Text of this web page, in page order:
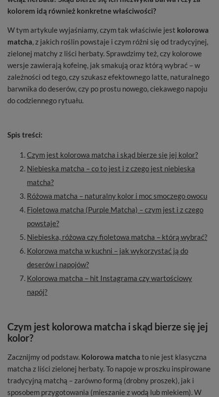
kolorem idą również konkretne właściwości?
W tym artykule wyjaśniamy, czym tak właściwie jest kolorowa
matcha, z jakich roślin powstaje i czym różni się od tradycyjnej,
zielonej matchy z liści herbaty. Sprawdzimy też, czy kolorowe
wersje zawierają kofeinę, jak smakują oraz którą wybrać – w
zależności od tego, czy szukasz efektownego latte, naturalnego
barwnika do deserów, czy po prostu nowego, ciekawego napoju
do codziennego rytuału.
Spis treści:
Czym jest kolorowa matcha i skąd bierze się jej kolor?
Niebieska matcha – co to jest i z czego jest niebieska
matcha?
Różowa matcha – naturalny kolor i moc smoczego owocu
Fioletowa matcha (Purple Matcha) – czym jest i z czego
powstaje?
Niebieska, różowa czy fioletowa matcha – którą wybrać?
Kolorowa matcha w kuchni – jak wykorzystać ją do
deserów i napojów?
Kolorowa matcha – hit Instagrama czy wartościowy
napój?
Czym jest kolorowa matcha i skąd bierze się jej
kolor?
Zacznijmy od podstaw. Kolorowa matcha to nie jest klasyczna
matcha z liści zielonej herbaty. To napoje w proszku inspirowane
tradycyjną matchą – zarówno formą (drobny proszek), jak i
sposobem przygotowania (mieszanie z wodą lub mlekiem). W